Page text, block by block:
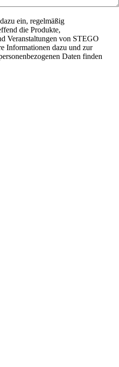
ein, regelmäßig
die Produkte,
Veranstaltungen von STEGO
Informationen dazu und zur
Daten finden